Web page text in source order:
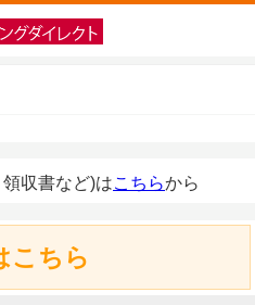
収書など)はこちらから
こちら